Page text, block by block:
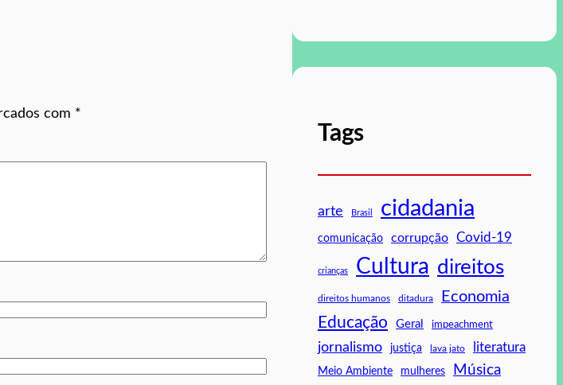
com *
Tags
arte Brasil cidadania
comunicação corrupção Covid-19
crianças Cultura direitos
direitos humanos ditadura Economia
Educação Geral impeachment
jornalismo justiça lava jato literatura
Meio Ambiente mulheres Música